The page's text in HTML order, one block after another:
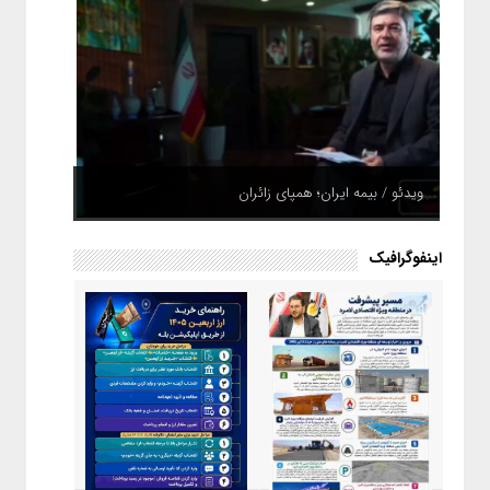
ویدئو / بیمه ایران؛ همپای زائران
اینفوگرافیک